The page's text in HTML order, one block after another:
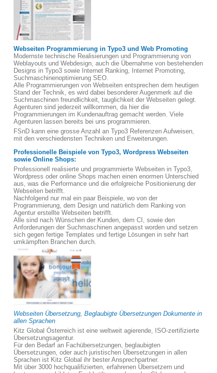
Webseiten Programmierung in Typo3 und Web Promoting
Modernste technische Realisierungen und Programmierung von
Weblayouts und Webdesign, auch die Übernahme von bestehenden
Designs in Typo3 sowie Internet Ranking, Internet Promoting,
Suchmaschinenoptimierung SEO.
Alle Programmierungen von Webseiten entsprechen dem heutigen
Stand der Technik, es wird dabei besonderer Augenmerk auf die
Suchmaschinen freundlichkeit, tauglichkeit der Webseiten gelegt.
Agenturen sind jederzeit willkommen, da hier die
Programmierungen im Kundenauftrag gemacht werden. Viele
Agenturen lassen bereits bei uns programmieren.
FSnD kann eine grosse Anzahl an Typo3 Referenzen Aufweisen,
mit den verschiedensten Techniken und Erweiterungen.
Professionelle Beispiele von Typo3, Wordpress Webseiten
sowie Online Shops:
Professionell realisierte und programmierte Webseiten in Typo3,
Wordpress oder online Shops machen einen enormen Unterschied
aus, was die Performance und die erfolgreiche Positionierung der
Webseiten betrifft.
Nachfolgend nur mal ein paar Beispiele, wo von der
Programmierung, dem Design und natürlich dem Ranking von
Agentur erstellte Webseiten betrifft.
Alle sind nach Wünschen der Kunden, dem CI, sowie den
Anforderungen der Suchmaschinen angepasst worden und setzen
sich gegen fertige Templates und fertige Lösungen in sehr hart
umkämpften Branchen durch.
Webseiten Übersetzung, Beglaubigte Übersetzungen Dokumente in
allen Sprachen
Kitz Global Österreich ist eine weltweit agierende, ISO-zertifizierte
Übersetzungsagentur.
Für den Bedarf an Fachübersetzungen, beglaubigten
Übersetzungen, oder auch juristischen Übersetzungen in allen
Sprachen ist Kitz Global ihr bester Ansprechpartner.
Mit über 3000 hochqualifizierten, erfahrenen Übersetzern und